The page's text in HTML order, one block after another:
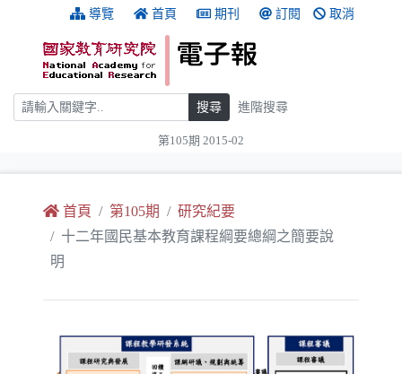
跳到主要內容 導覽 首頁 期刊 訂閱 取消
搜尋 搜尋 進階搜尋
第105期 2015-02
首頁 第105期
研究紀要
十二年國民基本教育課程綱要總綱之簡要說
明